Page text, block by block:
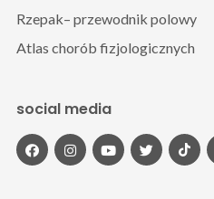
Rzepak– przewodnik polowy
Atlas chorób fizjologicznych
social media